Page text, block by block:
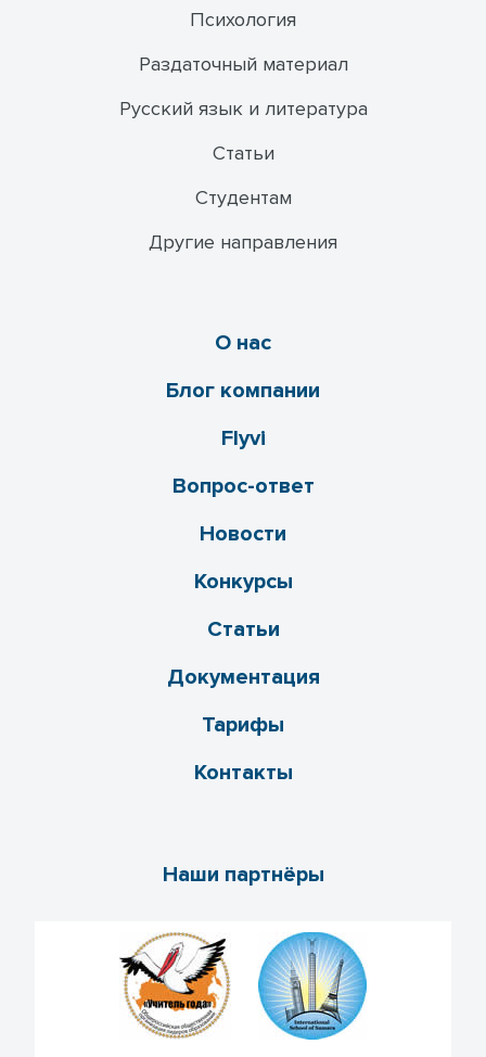
Психология
Раздаточный материал
Русский язык и литература
Статьи
Студентам
Другие направления
О нас
Блог компании
Flyvi
Вопрос-ответ
Новости
Конкурсы
Статьи
Документация
Тарифы
Контакты
Наши партнёры